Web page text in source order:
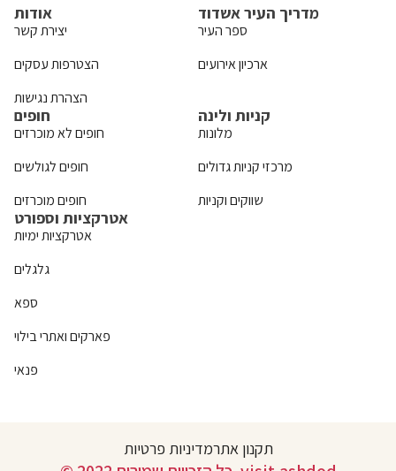
אודות
יצירת קשר
הצטרפות עסקים
הצהרת נגישות
מדריך העיר אשדוד
ספר העיר
ארכיון אירועים
חופים
חופים לא מוכרזים
חופים לגולשים
חופים מוכרזים
קניות ולינה
מלונות
מרכזי קניות גדולים
שווקים וקניות
אטרקציות וספורט
אטרקציות ימיות
גלגלים
ספא
פארקים ואתרי בילוי
פנאי
מדיניות פרטיותתקנון אתר